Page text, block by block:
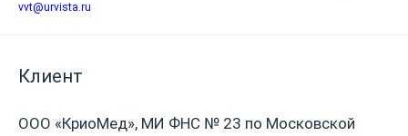
vvt@urvista.ru
Клиент
ООО «КриоМед», МИ ФНС № 23 по Московской